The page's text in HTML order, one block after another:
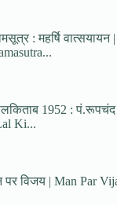
: महर्षि वात्सयायन |
1952 : पं.रूपचंद
Ki...
पर विजय | Man Par